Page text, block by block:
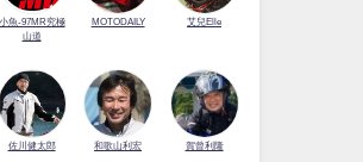
小魚-97MR究極
山道
MOTODAILY 艾兒Elle
佐川健太郎 和歌山利宏 賀曾利隆